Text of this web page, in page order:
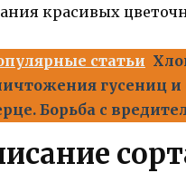
красивых
статьи
гусениц и
Борьба с